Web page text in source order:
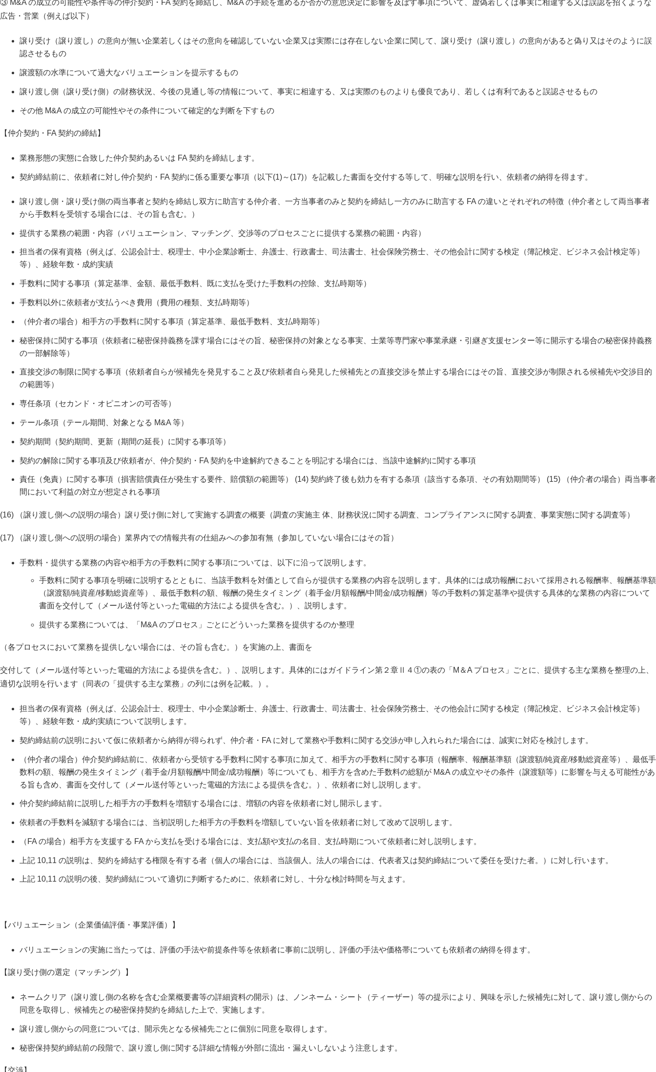
③ M&A の成立の可能性や条件等の仲介契約・FA 契約を締結し、M&A の手続を進めるか否かの意思決定に影響を及ぼす事項について、虚偽若しくは事実に相違する又は誤認を招くような
広告・営業（例えば以下）
譲り受け（譲り渡し）の意向が無い企業若しくはその意向を確認していない企業又は実際には存在しない企業に関して、譲り受け（譲り渡し）の意向があると偽り又はそのように誤
認させるもの
譲渡額の水準について過大なバリュエーションを提示するもの
譲り渡し側（譲り受け側）の財務状況、今後の見通し等の情報について、事実に相違する、又は実際のものよりも優良であり、若しくは有利であると誤認させるもの
その他 M&A の成立の可能性やその条件について確定的な判断を下すもの
【仲介契約・FA 契約の締結】
業務形態の実態に合致した仲介契約あるいは FA 契約を締結します。
契約締結前に、依頼者に対し仲介契約・FA 契約に係る重要な事項（以下(1)～(17)）を記載した書面を交付する等して、明確な説明を行い、依頼者の納得を得ます。
譲り渡し側・譲り受け側の両当事者と契約を締結し双方に助言する仲介者、一方当事者のみと契約を締結し一方のみに助言する FA の違いとそれぞれの特徴（仲介者として両当事者
から手数料を受領する場合には、その旨も含む。）
提供する業務の範囲・内容（バリュエーション、マッチング、交渉等のプロセスごとに提供する業務の範囲・内容）
担当者の保有資格（例えば、公認会計士、税理士、中小企業診断士、弁護士、行政書士、司法書士、社会保険労務士、その他会計に関する検定（簿記検定、ビジネス会計検定等）
等）、経験年数・成約実績
手数料に関する事項（算定基準、金額、最低手数料、既に支払を受けた手数料の控除、支払時期等）
手数料以外に依頼者が支払うべき費用（費用の種類、支払時期等）
（仲介者の場合）相手方の手数料に関する事項（算定基準、最低手数料、支払時期等）
秘密保持に関する事項（依頼者に秘密保持義務を課す場合にはその旨、秘密保持の対象となる事実、士業等専門家や事業承継・引継ぎ支援センター等に開示する場合の秘密保持義務
の一部解除等）
直接交渉の制限に関する事項（依頼者自らが候補先を発見すること及び依頼者自ら発見した候補先との直接交渉を禁止する場合にはその旨、直接交渉が制限される候補先や交渉目的
の範囲等）
専任条項（セカンド・オピニオンの可否等）
テール条項（テール期間、対象となる M&A 等）
契約期間（契約期間、更新（期間の延長）に関する事項等）
契約の解除に関する事項及び依頼者が、仲介契約・FA 契約を中途解約できることを明記する場合には、当該中途解約に関する事項
責任（免責）に関する事項（損害賠償責任が発生する要件、賠償額の範囲等） (14) 契約終了後も効力を有する条項（該当する条項、その有効期間等） (15) （仲介者の場合）両当事者
間において利益の対立が想定される事項
(16) （譲り渡し側への説明の場合）譲り受け側に対して実施する調査の概要（調査の実施主 体、財務状況に関する調査、コンプライアンスに関する調査、事業実態に関する調査等）
(17) （譲り渡し側への説明の場合）業界内での情報共有の仕組みへの参加有無（参加していない場合にはその旨）
手数料・提供する業務の内容や相手方の手数料に関する事項については、以下に沿って説明します。
手数料に関する事項を明確に説明するとともに、当該手数料を対価として自らが提供する業務の内容を説明します。具体的には成功報酬において採用される報酬率、報酬基準額
（譲渡額/純資産/移動総資産等）、最低手数料の額、報酬の発生タイミング（着手金/月額報酬/中間金/成功報酬）等の手数料の算定基準や提供する具体的な業務の内容について
書面を交付して（メール送付等といった電磁的方法による提供を含む。）、説明します。
提供する業務については、「M&A のプロセス」ごとにどういった業務を提供するのか整理
（各プロセスにおいて業務を提供しない場合には、その旨も含む。）を実施の上、書面を
交付して（メール送付等といった電磁的方法による提供を含む。）、説明します。具体的にはガイドライン第２章Ⅱ４①の表の「M＆A プロセス」ごとに、提供する主な業務を整理の上、
適切な説明を行います（同表の「提供する主な業務」の列には例を記載。）。
担当者の保有資格（例えば、公認会計士、税理士、中小企業診断士、弁護士、行政書士、司法書士、社会保険労務士、その他会計に関する検定（簿記検定、ビジネス会計検定等）
等）、経験年数・成約実績について説明します。
契約締結前の説明において仮に依頼者から納得が得られず、仲介者・FA に対して業務や手数料に関する交渉が申し入れられた場合には、誠実に対応を検討します。
（仲介者の場合）仲介契約締結前に、依頼者から受領する手数料に関する事項に加えて、相手方の手数料に関する事項（報酬率、報酬基準額（譲渡額/純資産/移動総資産等）、最低手
数料の額、報酬の発生タイミング（着手金/月額報酬/中間金/成功報酬）等についても、相手方を含めた手数料の総額が M&A の成立やその条件（譲渡額等）に影響を与える可能性があ
る旨も含め、書面を交付して（メール送付等といった電磁的方法による提供を含む。）、依頼者に対し説明します。
仲介契約締結前に説明した相手方の手数料を増額する場合には、増額の内容を依頼者に対し開示します。
依頼者の手数料を減額する場合には、当初説明した相手方の手数料を増額していない旨を依頼者に対して改めて説明します。
（FA の場合）相手方を支援する FA から支払を受ける場合には、支払額や支払の名目、支払時期について依頼者に対し説明します。
上記 10,11 の説明は、契約を締結する権限を有する者（個人の場合には、当該個人。法人の場合には、代表者又は契約締結について委任を受けた者。）に対し行います。
上記 10,11 の説明の後、契約締結について適切に判断するために、依頼者に対し、十分な検討時間を与えます。
【バリュエーション（企業価値評価・事業評価）】
バリュエーションの実施に当たっては、評価の手法や前提条件等を依頼者に事前に説明し、評価の手法や価格帯についても依頼者の納得を得ます。
【譲り受け側の選定（マッチング）】
ネームクリア（譲り渡し側の名称を含む企業概要書等の詳細資料の開示）は、ノンネーム・シート（ティーザー）等の提示により、興味を示した候補先に対して、譲り渡し側からの
同意を取得し、候補先との秘密保持契約を締結した上で、実施します。
譲り渡し側からの同意については、開示先となる候補先ごとに個別に同意を取得します。
秘密保持契約締結前の段階で、譲り渡し側に関する詳細な情報が外部に流出・漏えいしないよう注意します。
【交渉】